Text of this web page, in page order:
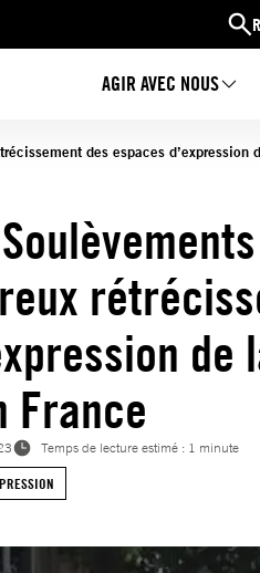
AGIR AVEC NOUS
des espaces
de
France
Temps de lecture estimé : 1 minute